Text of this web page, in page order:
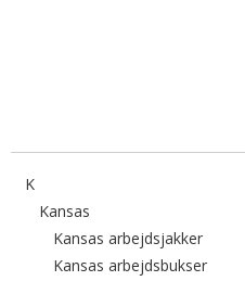
KFiltrér efter category: K
Kansas
Kansas arbejdsjakker
Kansas arbejdsbukser